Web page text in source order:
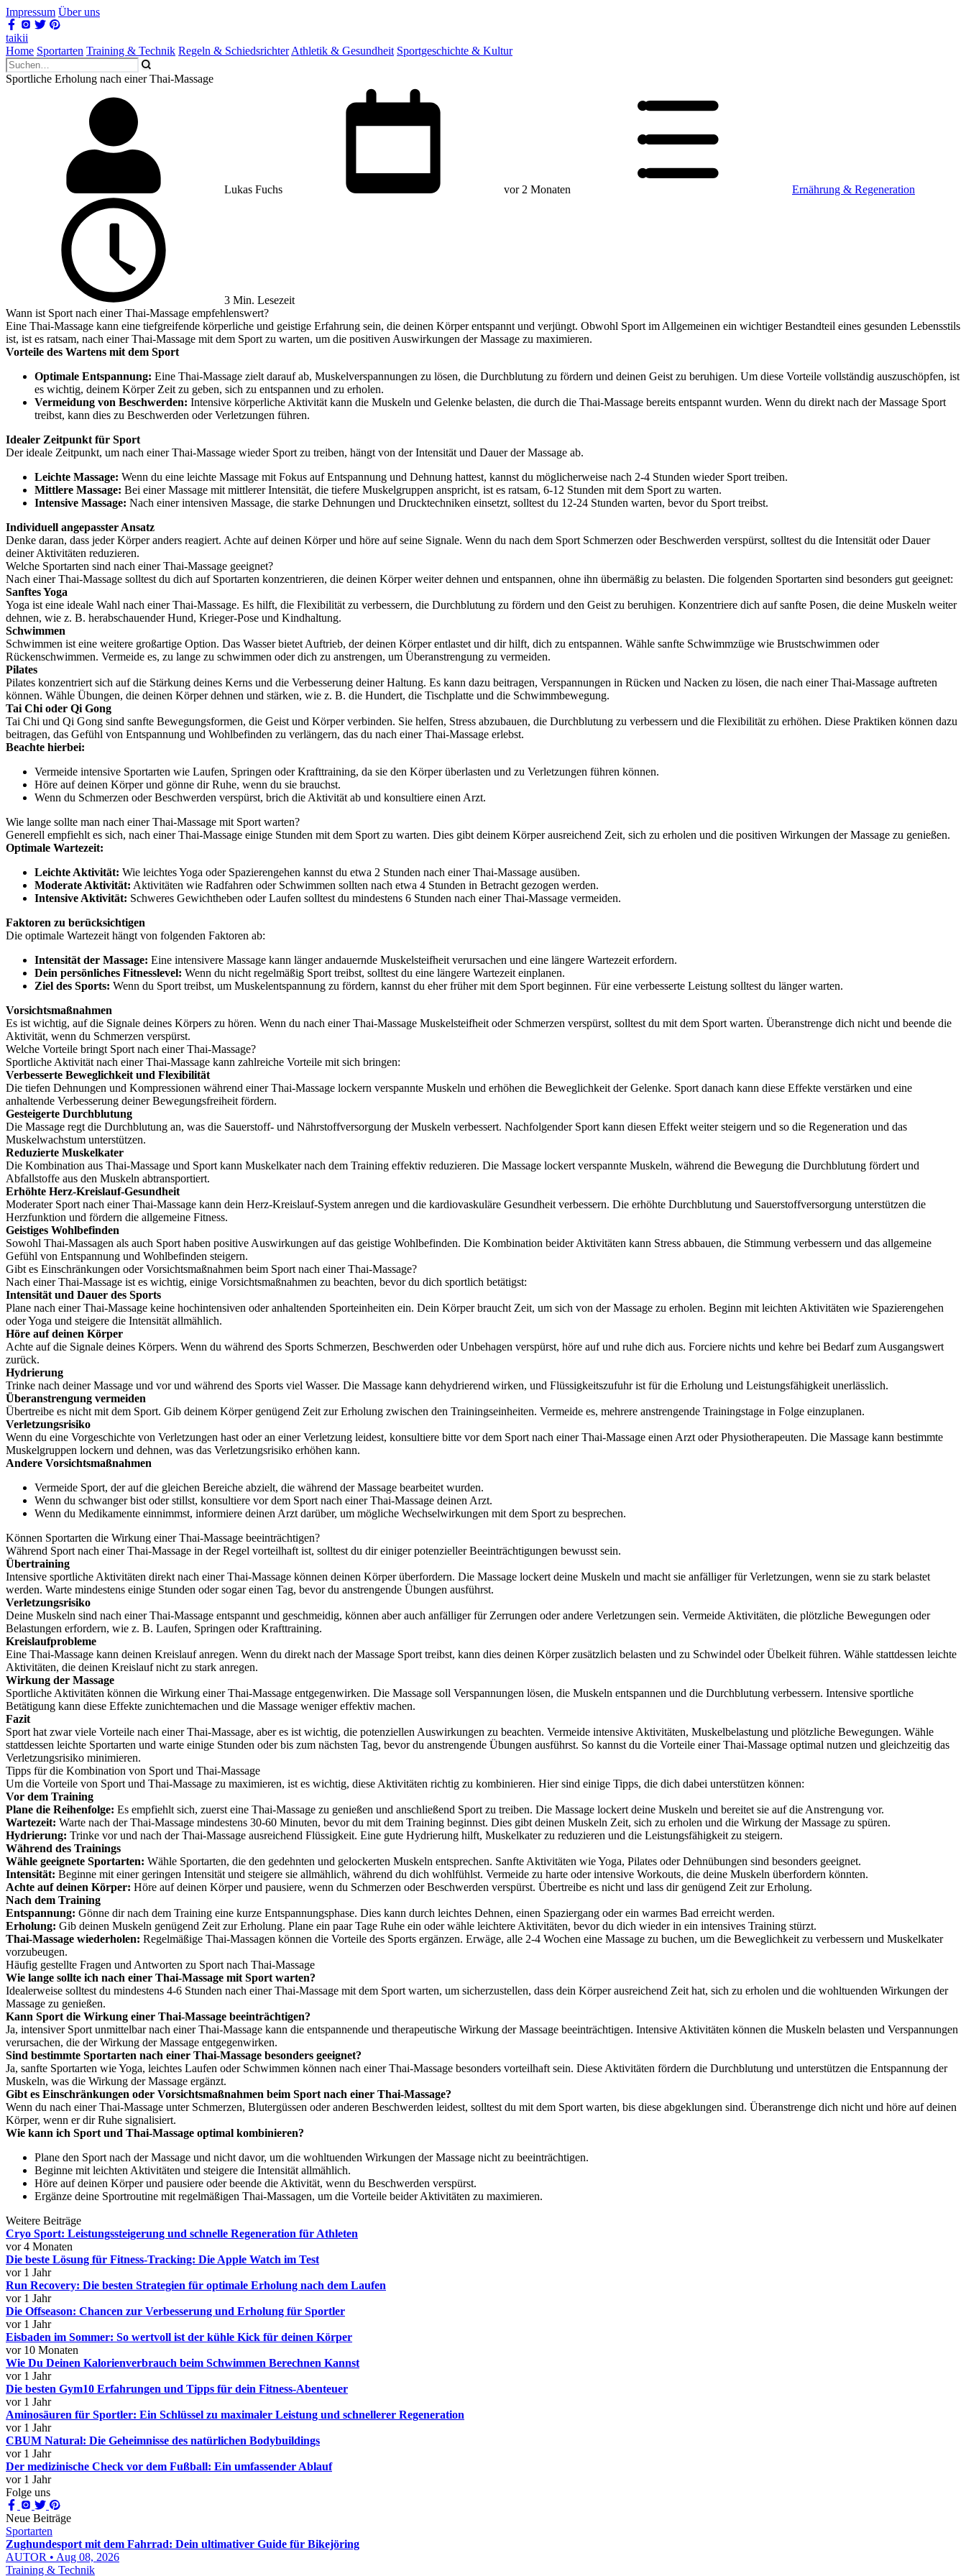
Impressum Über uns
taikii
Home Sportarten Training & Technik Regeln & Schiedsrichter Athletik & Gesundheit Sportgeschichte & Kultur
Sportliche Erholung nach einer Thai-Massage
Lukas Fuchs vor 2 Monaten Ernährung & Regeneration
3 Min. Lesezeit
Wann ist Sport nach einer Thai-Massage empfehlenswert?
Eine Thai-Massage kann eine tiefgreifende körperliche und geistige Erfahrung sein, die deinen Körper entspannt und verjüngt. Obwohl Sport im Allgemeinen ein wichtiger Bestandteil eines gesunden Lebensstils
ist, ist es ratsam, nach einer Thai-Massage mit dem Sport zu warten, um die positiven Auswirkungen der Massage zu maximieren.
Vorteile des Wartens mit dem Sport
Optimale Entspannung: Eine Thai-Massage zielt darauf ab, Muskelverspannungen zu lösen, die Durchblutung zu fördern und deinen Geist zu beruhigen. Um diese Vorteile vollständig auszuschöpfen, ist
es wichtig, deinem Körper Zeit zu geben, sich zu entspannen und zu erholen.
Vermeidung von Beschwerden: Intensive körperliche Aktivität kann die Muskeln und Gelenke belasten, die durch die Thai-Massage bereits entspannt wurden. Wenn du direkt nach der Massage Sport
treibst, kann dies zu Beschwerden oder Verletzungen führen.
Idealer Zeitpunkt für Sport
Der ideale Zeitpunkt, um nach einer Thai-Massage wieder Sport zu treiben, hängt von der Intensität und Dauer der Massage ab.
Leichte Massage: Wenn du eine leichte Massage mit Fokus auf Entspannung und Dehnung hattest, kannst du möglicherweise nach 2-4 Stunden wieder Sport treiben.
Mittlere Massage: Bei einer Massage mit mittlerer Intensität, die tiefere Muskelgruppen anspricht, ist es ratsam, 6-12 Stunden mit dem Sport zu warten.
Intensive Massage: Nach einer intensiven Massage, die starke Dehnungen und Drucktechniken einsetzt, solltest du 12-24 Stunden warten, bevor du Sport treibst.
Individuell angepasster Ansatz
Denke daran, dass jeder Körper anders reagiert. Achte auf deinen Körper und höre auf seine Signale. Wenn du nach dem Sport Schmerzen oder Beschwerden verspürst, solltest du die Intensität oder Dauer
deiner Aktivitäten reduzieren.
Welche Sportarten sind nach einer Thai-Massage geeignet?
Nach einer Thai-Massage solltest du dich auf Sportarten konzentrieren, die deinen Körper weiter dehnen und entspannen, ohne ihn übermäßig zu belasten. Die folgenden Sportarten sind besonders gut geeignet:
Sanftes Yoga
Yoga ist eine ideale Wahl nach einer Thai-Massage. Es hilft, die Flexibilität zu verbessern, die Durchblutung zu fördern und den Geist zu beruhigen. Konzentriere dich auf sanfte Posen, die deine Muskeln weiter
dehnen, wie z. B. herabschauender Hund, Krieger-Pose und Kindhaltung.
Schwimmen
Schwimmen ist eine weitere großartige Option. Das Wasser bietet Auftrieb, der deinen Körper entlastet und dir hilft, dich zu entspannen. Wähle sanfte Schwimmzüge wie Brustschwimmen oder
Rückenschwimmen. Vermeide es, zu lange zu schwimmen oder dich zu anstrengen, um Überanstrengung zu vermeiden.
Pilates
Pilates konzentriert sich auf die Stärkung deines Kerns und die Verbesserung deiner Haltung. Es kann dazu beitragen, Verspannungen in Rücken und Nacken zu lösen, die nach einer Thai-Massage auftreten
können. Wähle Übungen, die deinen Körper dehnen und stärken, wie z. B. die Hundert, die Tischplatte und die Schwimmbewegung.
Tai Chi oder Qi Gong
Tai Chi und Qi Gong sind sanfte Bewegungsformen, die Geist und Körper verbinden. Sie helfen, Stress abzubauen, die Durchblutung zu verbessern und die Flexibilität zu erhöhen. Diese Praktiken können dazu
beitragen, das Gefühl von Entspannung und Wohlbefinden zu verlängern, das du nach einer Thai-Massage erlebst.
Beachte hierbei:
Vermeide intensive Sportarten wie Laufen, Springen oder Krafttraining, da sie den Körper überlasten und zu Verletzungen führen können.
Höre auf deinen Körper und gönne dir Ruhe, wenn du sie brauchst.
Wenn du Schmerzen oder Beschwerden verspürst, brich die Aktivität ab und konsultiere einen Arzt.
Wie lange sollte man nach einer Thai-Massage mit Sport warten?
Generell empfiehlt es sich, nach einer Thai-Massage einige Stunden mit dem Sport zu warten. Dies gibt deinem Körper ausreichend Zeit, sich zu erholen und die positiven Wirkungen der Massage zu genießen.
Optimale Wartezeit:
Leichte Aktivität: Wie leichtes Yoga oder Spazierengehen kannst du etwa 2 Stunden nach einer Thai-Massage ausüben.
Moderate Aktivität: Aktivitäten wie Radfahren oder Schwimmen sollten nach etwa 4 Stunden in Betracht gezogen werden.
Intensive Aktivität: Schweres Gewichtheben oder Laufen solltest du mindestens 6 Stunden nach einer Thai-Massage vermeiden.
Faktoren zu berücksichtigen
Die optimale Wartezeit hängt von folgenden Faktoren ab:
Intensität der Massage: Eine intensivere Massage kann länger andauernde Muskelsteifheit verursachen und eine längere Wartezeit erfordern.
Dein persönliches Fitnesslevel: Wenn du nicht regelmäßig Sport treibst, solltest du eine längere Wartezeit einplanen.
Ziel des Sports: Wenn du Sport treibst, um Muskelentspannung zu fördern, kannst du eher früher mit dem Sport beginnen. Für eine verbesserte Leistung solltest du länger warten.
Vorsichtsmaßnahmen
Es ist wichtig, auf die Signale deines Körpers zu hören. Wenn du nach einer Thai-Massage Muskelsteifheit oder Schmerzen verspürst, solltest du mit dem Sport warten. Überanstrenge dich nicht und beende die
Aktivität, wenn du Schmerzen verspürst.
Welche Vorteile bringt Sport nach einer Thai-Massage?
Sportliche Aktivität nach einer Thai-Massage kann zahlreiche Vorteile mit sich bringen:
Verbesserte Beweglichkeit und Flexibilität
Die tiefen Dehnungen und Kompressionen während einer Thai-Massage lockern verspannte Muskeln und erhöhen die Beweglichkeit der Gelenke. Sport danach kann diese Effekte verstärken und eine
anhaltende Verbesserung deiner Bewegungsfreiheit fördern.
Gesteigerte Durchblutung
Die Massage regt die Durchblutung an, was die Sauerstoff- und Nährstoffversorgung der Muskeln verbessert. Nachfolgender Sport kann diesen Effekt weiter steigern und so die Regeneration und das
Muskelwachstum unterstützen.
Reduzierte Muskelkater
Die Kombination aus Thai-Massage und Sport kann Muskelkater nach dem Training effektiv reduzieren. Die Massage lockert verspannte Muskeln, während die Bewegung die Durchblutung fördert und
Abfallstoffe aus den Muskeln abtransportiert.
Erhöhte Herz-Kreislauf-Gesundheit
Moderater Sport nach einer Thai-Massage kann dein Herz-Kreislauf-System anregen und die kardiovaskuläre Gesundheit verbessern. Die erhöhte Durchblutung und Sauerstoffversorgung unterstützen die
Herzfunktion und fördern die allgemeine Fitness.
Geistiges Wohlbefinden
Sowohl Thai-Massagen als auch Sport haben positive Auswirkungen auf das geistige Wohlbefinden. Die Kombination beider Aktivitäten kann Stress abbauen, die Stimmung verbessern und das allgemeine
Gefühl von Entspannung und Wohlbefinden steigern.
Gibt es Einschränkungen oder Vorsichtsmaßnahmen beim Sport nach einer Thai-Massage?
Nach einer Thai-Massage ist es wichtig, einige Vorsichtsmaßnahmen zu beachten, bevor du dich sportlich betätigst:
Intensität und Dauer des Sports
Plane nach einer Thai-Massage keine hochintensiven oder anhaltenden Sporteinheiten ein. Dein Körper braucht Zeit, um sich von der Massage zu erholen. Beginn mit leichten Aktivitäten wie Spazierengehen
oder Yoga und steigere die Intensität allmählich.
Höre auf deinen Körper
Achte auf die Signale deines Körpers. Wenn du während des Sports Schmerzen, Beschwerden oder Unbehagen verspürst, höre auf und ruhe dich aus. Forciere nichts und kehre bei Bedarf zum Ausgangswert
zurück.
Hydrierung
Trinke nach deiner Massage und vor und während des Sports viel Wasser. Die Massage kann dehydrierend wirken, und Flüssigkeitszufuhr ist für die Erholung und Leistungsfähigkeit unerlässlich.
Überanstrengung vermeiden
Übertreibe es nicht mit dem Sport. Gib deinem Körper genügend Zeit zur Erholung zwischen den Trainingseinheiten. Vermeide es, mehrere anstrengende Trainingstage in Folge einzuplanen.
Verletzungsrisiko
Wenn du eine Vorgeschichte von Verletzungen hast oder an einer Verletzung leidest, konsultiere bitte vor dem Sport nach einer Thai-Massage einen Arzt oder Physiotherapeuten. Die Massage kann bestimmte
Muskelgruppen lockern und dehnen, was das Verletzungsrisiko erhöhen kann.
Andere Vorsichtsmaßnahmen
Vermeide Sport, der auf die gleichen Bereiche abzielt, die während der Massage bearbeitet wurden.
Wenn du schwanger bist oder stillst, konsultiere vor dem Sport nach einer Thai-Massage deinen Arzt.
Wenn du Medikamente einnimmst, informiere deinen Arzt darüber, um mögliche Wechselwirkungen mit dem Sport zu besprechen.
Können Sportarten die Wirkung einer Thai-Massage beeinträchtigen?
Während Sport nach einer Thai-Massage in der Regel vorteilhaft ist, solltest du dir einiger potenzieller Beeinträchtigungen bewusst sein.
Übertraining
Intensive sportliche Aktivitäten direkt nach einer Thai-Massage können deinen Körper überfordern. Die Massage lockert deine Muskeln und macht sie anfälliger für Verletzungen, wenn sie zu stark belastet
werden. Warte mindestens einige Stunden oder sogar einen Tag, bevor du anstrengende Übungen ausführst.
Verletzungsrisiko
Deine Muskeln sind nach einer Thai-Massage entspannt und geschmeidig, können aber auch anfälliger für Zerrungen oder andere Verletzungen sein. Vermeide Aktivitäten, die plötzliche Bewegungen oder
Belastungen erfordern, wie z. B. Laufen, Springen oder Krafttraining.
Kreislaufprobleme
Eine Thai-Massage kann deinen Kreislauf anregen. Wenn du direkt nach der Massage Sport treibst, kann dies deinen Körper zusätzlich belasten und zu Schwindel oder Übelkeit führen. Wähle stattdessen leichte
Aktivitäten, die deinen Kreislauf nicht zu stark anregen.
Wirkung der Massage
Sportliche Aktivitäten können die Wirkung einer Thai-Massage entgegenwirken. Die Massage soll Verspannungen lösen, die Muskeln entspannen und die Durchblutung verbessern. Intensive sportliche
Betätigung kann diese Effekte zunichtemachen und die Massage weniger effektiv machen.
Fazit
Sport hat zwar viele Vorteile nach einer Thai-Massage, aber es ist wichtig, die potenziellen Auswirkungen zu beachten. Vermeide intensive Aktivitäten, Muskelbelastung und plötzliche Bewegungen. Wähle
stattdessen leichte Sportarten und warte einige Stunden oder bis zum nächsten Tag, bevor du anstrengende Übungen ausführst. So kannst du die Vorteile einer Thai-Massage optimal nutzen und gleichzeitig das
Verletzungsrisiko minimieren.
Tipps für die Kombination von Sport und Thai-Massage
Um die Vorteile von Sport und Thai-Massage zu maximieren, ist es wichtig, diese Aktivitäten richtig zu kombinieren. Hier sind einige Tipps, die dich dabei unterstützen können:
Vor dem Training
Plane die Reihenfolge: Es empfiehlt sich, zuerst eine Thai-Massage zu genießen und anschließend Sport zu treiben. Die Massage lockert deine Muskeln und bereitet sie auf die Anstrengung vor.
Wartezeit: Warte nach der Thai-Massage mindestens 30-60 Minuten, bevor du mit dem Training beginnst. Dies gibt deinen Muskeln Zeit, sich zu erholen und die Wirkung der Massage zu spüren.
Hydrierung: Trinke vor und nach der Thai-Massage ausreichend Flüssigkeit. Eine gute Hydrierung hilft, Muskelkater zu reduzieren und die Leistungsfähigkeit zu steigern.
Während des Trainings
Wähle geeignete Sportarten: Wähle Sportarten, die den gedehnten und gelockerten Muskeln entsprechen. Sanfte Aktivitäten wie Yoga, Pilates oder Dehnübungen sind besonders geeignet.
Intensität: Beginne mit einer geringen Intensität und steigere sie allmählich, während du dich wohlfühlst. Vermeide zu harte oder intensive Workouts, die deine Muskeln überfordern könnten.
Achte auf deinen Körper: Höre auf deinen Körper und pausiere, wenn du Schmerzen oder Beschwerden verspürst. Übertreibe es nicht und lass dir genügend Zeit zur Erholung.
Nach dem Training
Entspannung: Gönne dir nach dem Training eine kurze Entspannungsphase. Dies kann durch leichtes Dehnen, einen Spaziergang oder ein warmes Bad erreicht werden.
Erholung: Gib deinen Muskeln genügend Zeit zur Erholung. Plane ein paar Tage Ruhe ein oder wähle leichtere Aktivitäten, bevor du dich wieder in ein intensives Training stürzt.
Thai-Massage wiederholen: Regelmäßige Thai-Massagen können die Vorteile des Sports ergänzen. Erwäge, alle 2-4 Wochen eine Massage zu buchen, um die Beweglichkeit zu verbessern und Muskelkater
vorzubeugen.
Häufig gestellte Fragen und Antworten zu Sport nach Thai-Massage
Wie lange sollte ich nach einer Thai-Massage mit Sport warten?
Idealerweise solltest du mindestens 4-6 Stunden nach einer Thai-Massage mit dem Sport warten, um sicherzustellen, dass dein Körper ausreichend Zeit hat, sich zu erholen und die wohltuenden Wirkungen der
Massage zu genießen.
Kann Sport die Wirkung einer Thai-Massage beeinträchtigen?
Ja, intensiver Sport unmittelbar nach einer Thai-Massage kann die entspannende und therapeutische Wirkung der Massage beeinträchtigen. Intensive Aktivitäten können die Muskeln belasten und Verspannungen
verursachen, die der Wirkung der Massage entgegenwirken.
Sind bestimmte Sportarten nach einer Thai-Massage besonders geeignet?
Ja, sanfte Sportarten wie Yoga, leichtes Laufen oder Schwimmen können nach einer Thai-Massage besonders vorteilhaft sein. Diese Aktivitäten fördern die Durchblutung und unterstützen die Entspannung der
Muskeln, was die Wirkung der Massage ergänzt.
Gibt es Einschränkungen oder Vorsichtsmaßnahmen beim Sport nach einer Thai-Massage?
Wenn du nach einer Thai-Massage unter Schmerzen, Blutergüssen oder anderen Beschwerden leidest, solltest du mit dem Sport warten, bis diese abgeklungen sind. Überanstrenge dich nicht und höre auf deinen
Körper, wenn er dir Ruhe signalisiert.
Wie kann ich Sport und Thai-Massage optimal kombinieren?
Plane den Sport nach der Massage und nicht davor, um die wohltuenden Wirkungen der Massage nicht zu beeinträchtigen.
Beginne mit leichten Aktivitäten und steigere die Intensität allmählich.
Höre auf deinen Körper und pausiere oder beende die Aktivität, wenn du Beschwerden verspürst.
Ergänze deine Sportroutine mit regelmäßigen Thai-Massagen, um die Vorteile beider Aktivitäten zu maximieren.
Weitere Beiträge
Cryo Sport: Leistungssteigerung und schnelle Regeneration für Athleten
vor 4 Monaten
Die beste Lösung für Fitness-Tracking: Die Apple Watch im Test
vor 1 Jahr
Run Recovery: Die besten Strategien für optimale Erholung nach dem Laufen
vor 1 Jahr
Die Offseason: Chancen zur Verbesserung und Erholung für Sportler
vor 1 Jahr
Eisbaden im Sommer: So wertvoll ist der kühle Kick für deinen Körper
vor 10 Monaten
Wie Du Deinen Kalorienverbrauch beim Schwimmen Berechnen Kannst
vor 1 Jahr
Die besten Gym10 Erfahrungen und Tipps für dein Fitness-Abenteuer
vor 1 Jahr
Aminosäuren für Sportler: Ein Schlüssel zu maximaler Leistung und schnellerer Regeneration
vor 1 Jahr
CBUM Natural: Die Geheimnisse des natürlichen Bodybuildings
vor 1 Jahr
Der medizinische Check vor dem Fußball: Ein umfassender Ablauf
vor 1 Jahr
Folge uns
Neue Beiträge
Sportarten
Zughundesport mit dem Fahrrad: Dein ultimativer Guide für Bikejöring
AUTOR • Aug 08, 2026
Training & Technik